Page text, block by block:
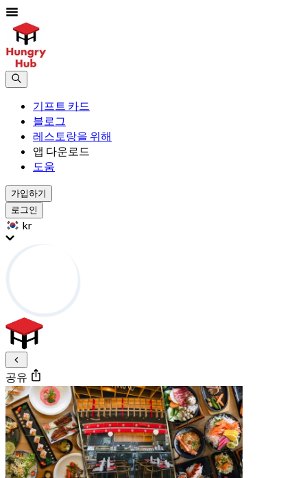
기프트 카드
블로그
레스토랑을 위해
앱 다운로드
도움
가입하기
로그인
kr
공유